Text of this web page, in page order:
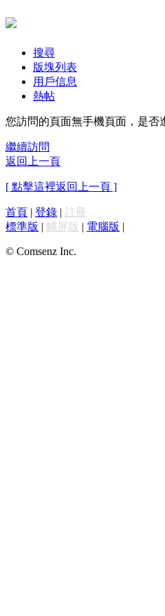
搜尋
版塊列表
用戶信息
熱帖
您訪問的頁面無手機頁面，是否
繼續訪問
返回上一頁
[ 點擊這裡返回上一頁 ]
首頁 | 登錄 | 註冊
標準版 | 觸屏版 | 電腦版 |
© Comsenz Inc.